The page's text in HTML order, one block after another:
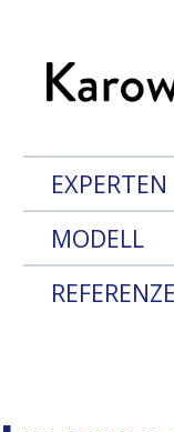
EXPERTEN
MODELL